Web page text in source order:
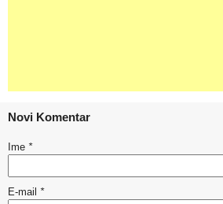
Novi Komentar
Ime *
E-mail *